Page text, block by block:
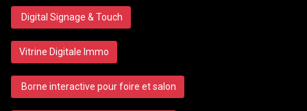
Digital Signage & Touch
Vitrine Digitale Immo
Borne interactive pour foire et salon